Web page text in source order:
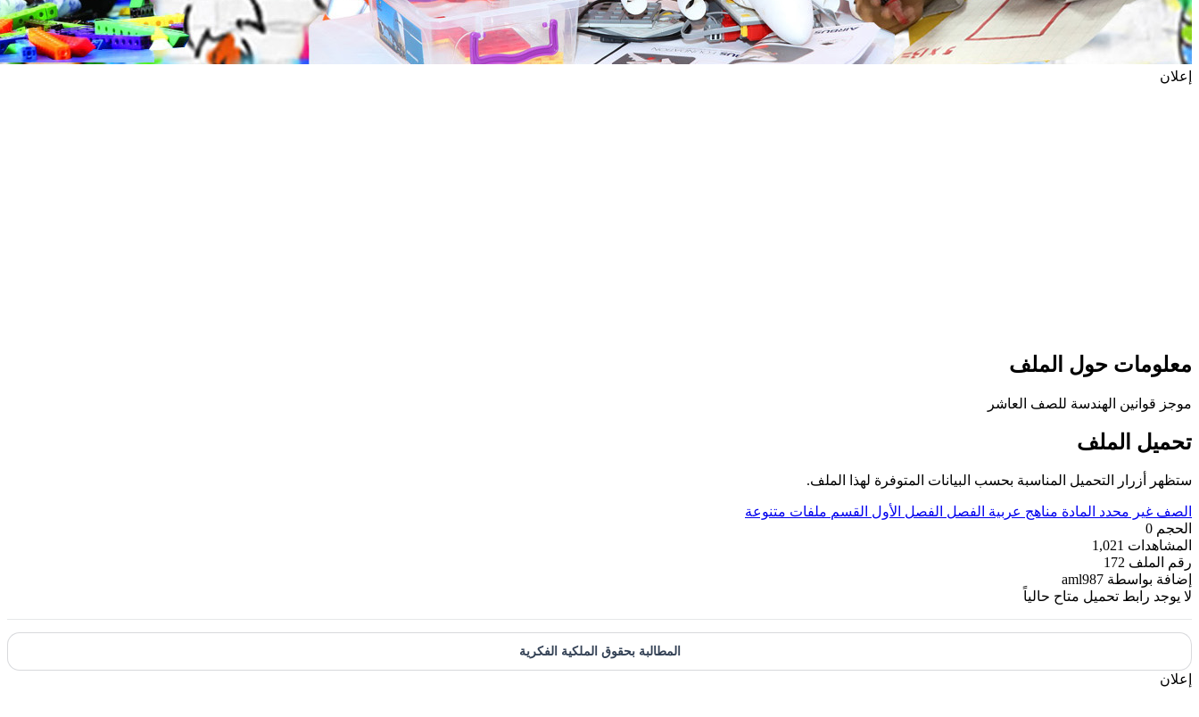
إعلان
معلومات حول الملف
موجز قوانين الهندسة للصف العاشر
تحميل الملف
ستظهر أزرار التحميل المناسبة بحسب البيانات المتوفرة لهذا الملف.
الصف غير محدد المادة مناهج عربية الفصل الفصل الأول القسم ملفات متنوعة
الحجم 0
المشاهدات 1,021
رقم الملف 172
إضافة بواسطة aml987
لا يوجد رابط تحميل متاح حالياً
المطالبة بحقوق الملكية الفكرية
إعلان